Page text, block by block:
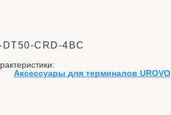
DT50-CRD-4BC
Аксессуары для терминалов UROVO